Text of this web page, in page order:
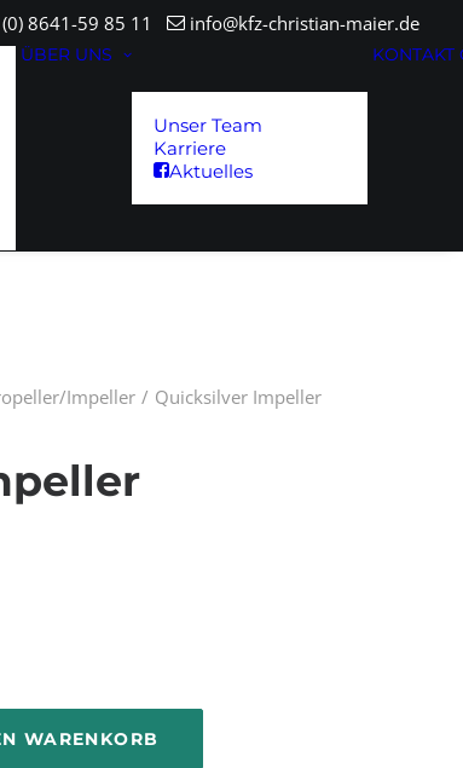
8641-59 85 11 info@kfz-christian-maier.de
ÜBER UNS
Unser Team
Karriere
Aktuelles
KONTAKT
Impeller Quicksilver Impeller
WARENKORB